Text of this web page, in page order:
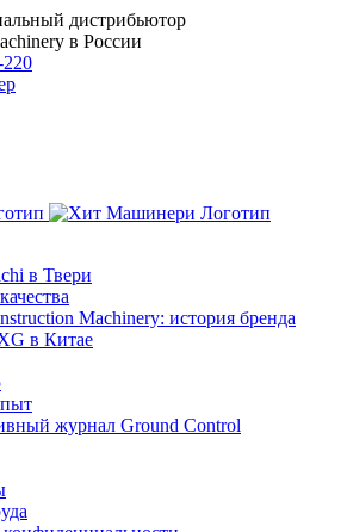
дистрибьютор
в России
в Твери
Machinery: история бренда
в Китае
журнал Ground Control